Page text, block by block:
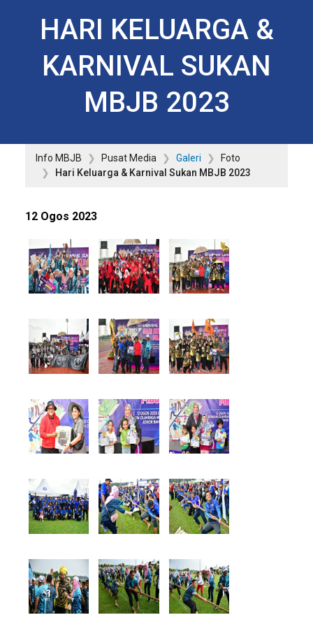
HARI KELUARGA &
KARNIVAL SUKAN
MBJB 2023
Info MBJB Pusat Media Galeri
Foto
Hari Keluarga & Karnival Sukan MBJB 2023
12 Ogos 2023